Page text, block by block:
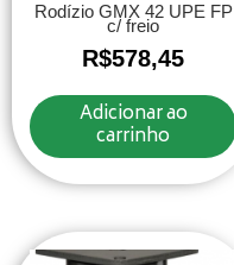
Rodízio GMX 42 UPE FP
c/ freio
R$578,45
Adicionar ao
carrinho